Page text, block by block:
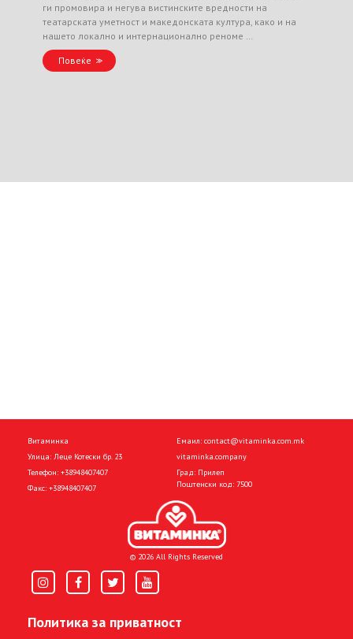
ги промовира и негува вистинските вредности на
театарската уметност и македонската култура, како и на
нашето локално и интернационално реноме …
Повеќе
Витаминка
Улица: Леце Котески бр. 23
Телефон: +38948407407
Факс: +38948407407
Емаил: contact@vitaminka.com.mk
vitaminka.company
Град: Прилеп
Поштенски код: 7500
© 2026 All Rights Reserved
Политика за приватност